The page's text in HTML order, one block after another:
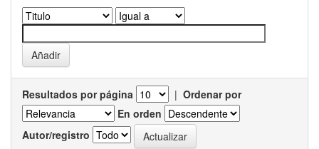
Resultados por página | Ordenar por
En orden
Autor/registro